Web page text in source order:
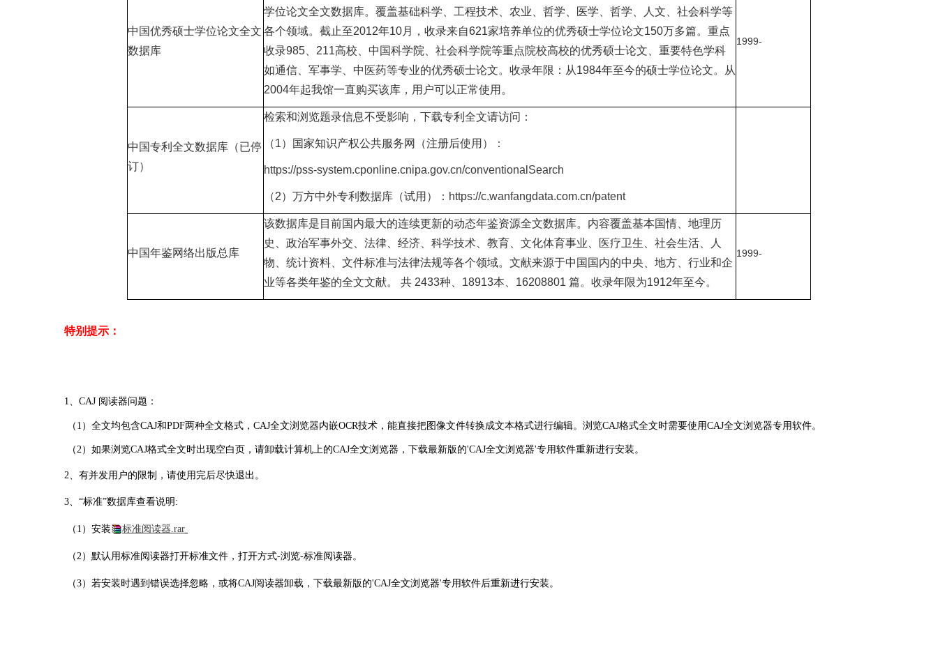
中国优秀硕士学位论文全文
数据库
学位论文全文数据库。覆盖基础科学、工程技术、农业、哲学、医学、哲学、人文、社会科学等
各个领域。截止至2012年10月，收录来自621家培养单位的优秀硕士学位论文150万多篇。重点
收录985、211高校、中国科学院、社会科学院等重点院校高校的优秀硕士论文、重要特色学科
如通信、军事学、中医药等专业的优秀硕士论文。收录年限：从1984年至今的硕士学位论文。从
2004年起我馆一直购买该库，用户可以正常使用。
1999-
中国专利全文数据库（已停
订）
检索和浏览题录信息不受影响，下载专利全文请访问：
（1）国家知识产权公共服务网（注册后使用）：
https://pss-system.cponline.cnipa.gov.cn/conventionalSearch
（2）万方中外专利数据库（试用）： https://c.wanfangdata.com.cn/patent
中国年鉴网络出版总库
该数据库是目前国内最大的连续更新的动态年鉴资源全文数据库。内容覆盖基本国情、地理历
史、政治军事外交、法律、经济、科学技术、教育、文化体育事业、医疗卫生、社会生活、人
物、统计资料、文件标准与法律法规等各个领域。文献来源于中国国内的中央、地方、行业和企
业等各类年鉴的全文文献。 共 2433种、18913本、16208801 篇。收录年限为1912年至今。
1999-
特别提示：
1、CAJ 阅读器问题：
（1）全文均包含CAJ和PDF两种全文格式，CAJ全文浏览器内嵌OCR技术，能直接把图像文件转换成文本格式进行编辑。浏览CAJ格式全文时需要使用CAJ全文浏览器专用软件。
（2）如果浏览CAJ格式全文时出现空白页，请卸载计算机上的CAJ全文浏览器，下载最新版的'CAJ全文浏览器'专用软件重新进行安装。
2、有并发用户的限制，请使用完后尽快退出。
3、“标准”数据库查看说明:
（1） 安装 标准阅读器.rar
（2） 默认用标准阅读器打开标准文件，打开方式-浏览-标准阅读器。
（3） 若安装时遇到错误选择忽略，或将CAJ阅读器卸载，下载最新版的'CAJ全文浏览器'专用软件后重新进行安装。